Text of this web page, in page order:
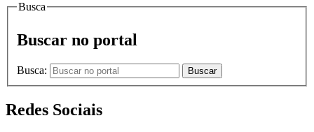
Busca
Buscar no portal
Busca: Buscar
Redes Sociais